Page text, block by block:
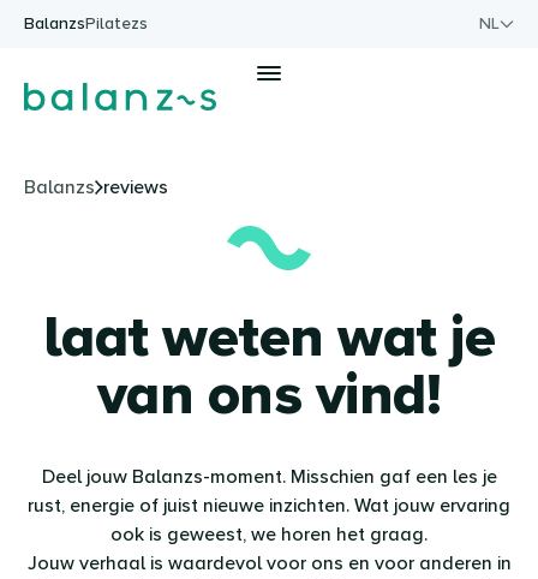
Ga naar de inhoud
BalanzsPilatezs NL
Balanzs reviews
laat weten wat je
van ons vind!
Deel jouw Balanzs-moment. Misschien gaf een les je
rust, energie of juist nieuwe inzichten. Wat jouw ervaring
ook is geweest, we horen het graag.
Jouw verhaal is waardevol voor ons en voor anderen in